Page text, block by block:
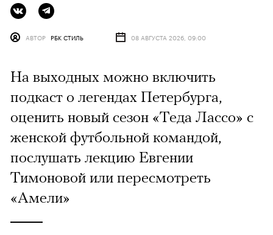
АВТОР РБК СТИЛЬ 08 АВГУСТА 2026, 09:00
На выходных можно включить
подкаст о легендах Петербурга,
оценить новый сезон «Теда Лассо» с
женской футбольной командой,
послушать лекцию Евгении
Тимоновой или пересмотреть
«Амели»